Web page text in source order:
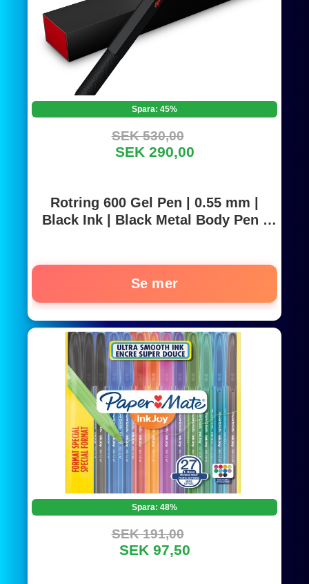
Spara: 45%
SEK 530,00
SEK 290,00
Rotring 600 Gel Pen | 0.55 mm |
Black Ink | Black Metal Body Pen |
Se mer
Spara: 48%
SEK 191,00
SEK 97,50